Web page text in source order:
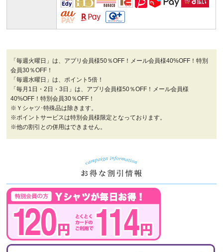
「毎週火曜日」は、アプリ会員様50％OFF！メール会員様40%OFF！特別
会員30％OFF！
「毎週水曜日」は、ポイント5倍！
「毎月1日・2日・3日」は、アプリ会員様50％OFF！メール会員様
40%OFF！特別会員30％OFF！
※Ｙシャツ･特殊品は除きます。
※ポイントサービスは特別会員様限定となっております。
※他の割引との併用はできません。